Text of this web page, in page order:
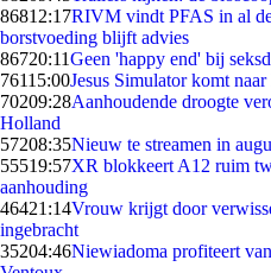
86812:17RIVM vindt PFAS in al
borstvoeding blijft advies
86720:11Geen 'happy end' bij
76115:00Jesus Simulator komt
70209:28Aanhoudende droogte
Holland
57208:35Nieuw te streamen in
55519:57XR blokkeert A12 ruim
aanhouding
46421:14Vrouw krijgt door
ingebracht
35204:46Niewiadoma profiteert